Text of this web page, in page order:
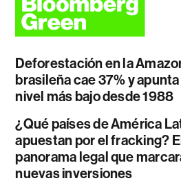
Deforestación en la
brasileña cae 37% y apunta
nivel más bajo desde 1988
¿Qué países de América
apuestan por el fracking?
panorama legal que
nuevas inversiones